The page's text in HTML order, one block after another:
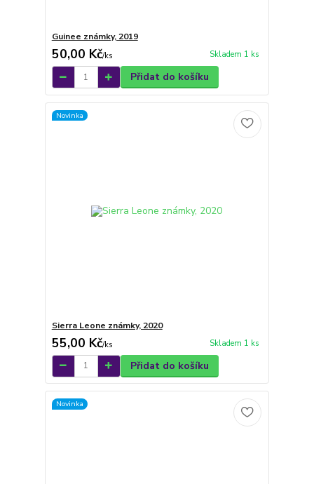
Guinee známky, 2019
50,00 Kč/ks Skladem 1 ks
Přidat do košíku
Novinka
Sierra Leone známky, 2020
55,00 Kč/ks Skladem 1 ks
Přidat do košíku
Novinka